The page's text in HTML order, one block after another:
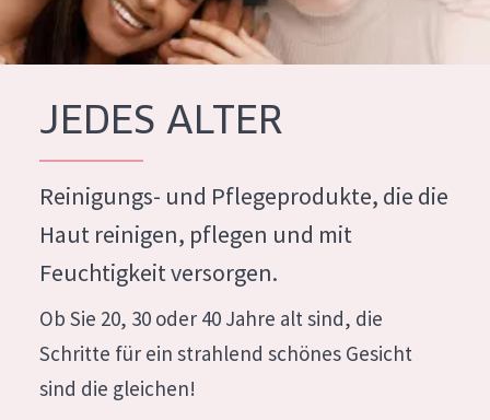
PRODUKTTYP
Feuchtigkeit und Ausstrahlung
Faltenreduzierung
Hautregeneration
Hautstraffung
ALLE PRODUKTE
Über uns
Inspiration
Kontakt
French
Greek
JEDES ALTER
Reinigungs- und Pflegeprodukte, die die
Haut reinigen, pflegen und mit
Feuchtigkeit versorgen.
Ob Sie 20, 30 oder 40 Jahre alt sind, die
Schritte für ein strahlend schönes Gesicht
sind die gleichen!